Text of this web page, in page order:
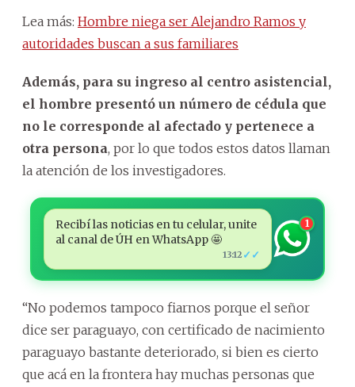
Lea más: Hombre niega ser Alejandro Ramos y
autoridades buscan a sus familiares
Además, para su ingreso al centro asistencial,
el hombre presentó un número de cédula que
no le corresponde al afectado y pertenece a
otra persona, por lo que todos estos datos llaman
la atención de los investigadores.
Recibí las noticias en tu celular, unite
al canal de ÚH en WhatsApp 🤩
13:12 ✓✓
1
“No podemos tampoco fiarnos porque el señor
dice ser paraguayo, con certificado de nacimiento
paraguayo bastante deteriorado, si bien es cierto
que acá en la frontera hay muchas personas que